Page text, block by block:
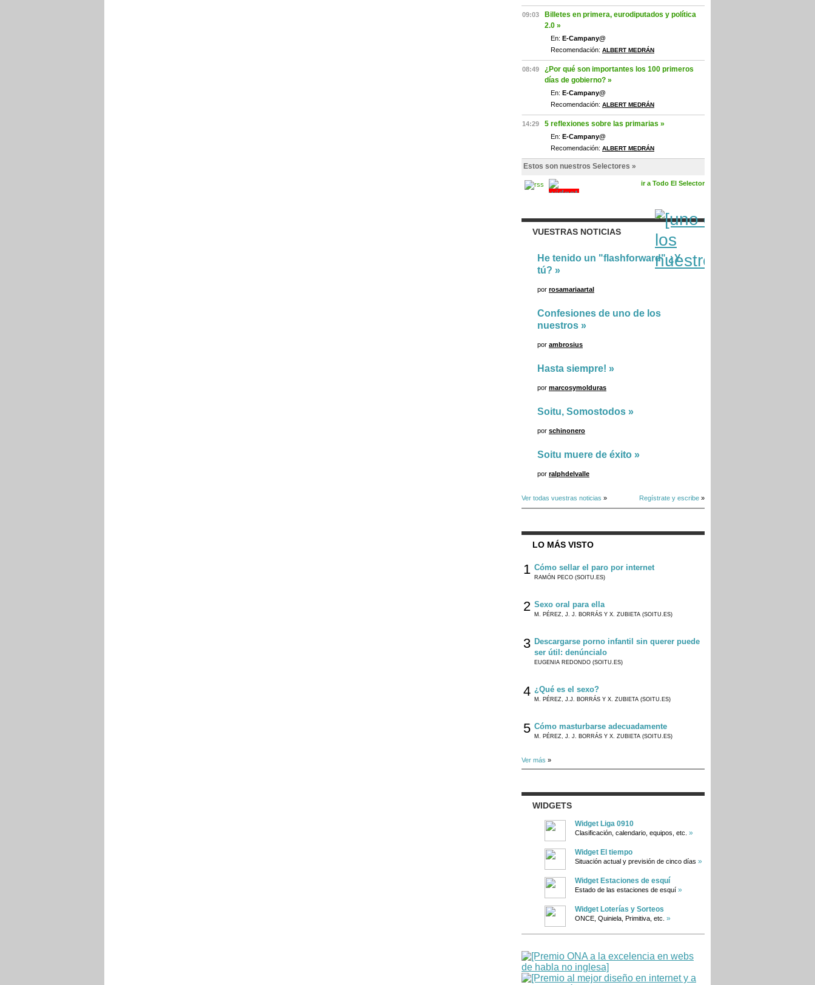
09:03
Billetes en primera, eurodiputados y política
2.0 »
En: E-Campany@
Recomendación: ALBERT MEDRÁN
08:49
¿Por qué son importantes los 100 primeros
días de gobierno? »
En: E-Campany@
Recomendación: ALBERT MEDRÁN
14:29 5 reflexiones sobre las primarias »
En: E-Campany@
Recomendación: ALBERT MEDRÁN
Estos son nuestros Selectores »
ir a Todo El Selector
VUESTRAS NOTICIAS
He tenido un "flashforward" ¿Y
tú? »
por rosamariaartal
Confesiones de uno de los
nuestros »
por ambrosius
Hasta siempre! »
por marcosymolduras
Soitu, Somostodos »
por schinonero
Soitu muere de éxito »
por ralphdelvalle
Ver todas vuestras noticias » Regístrate y escribe »
LO MÁS VISTO
1 Cómo sellar el paro por internet
RAMÓN PECO (SOITU.ES)
2 Sexo oral para ella
M. PÉREZ, J. J. BORRÁS Y X. ZUBIETA (SOITU.ES)
3 Descargarse porno infantil sin querer puede
ser útil: denúncialo
EUGENIA REDONDO (SOITU.ES)
4 ¿Qué es el sexo?
M. PÉREZ, J.J. BORRÁS Y X. ZUBIETA (SOITU.ES)
5 Cómo masturbarse adecuadamente
M. PÉREZ, J. J. BORRÁS Y X. ZUBIETA (SOITU.ES)
Ver más »
WIDGETS
Widget Liga 0910
Clasificación, calendario, equipos, etc. »
Widget El tiempo
Situación actual y previsión de cinco días »
Widget Estaciones de esquí
Estado de las estaciones de esquí »
Widget Loterías y Sorteos
ONCE, Quiniela, Primitiva, etc. »